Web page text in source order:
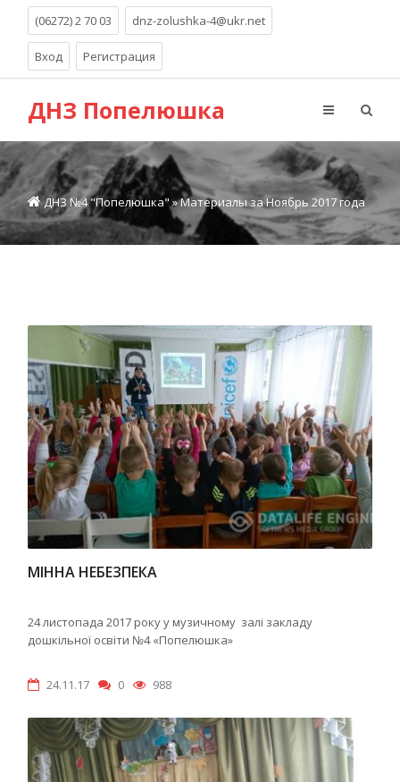
(06272) 2 70 03 dnz-zolushka-4@ukr.net
Вход Регистрация
ДНЗ Попелюшка
ДНЗ №4 "Попелюшка"» Материалы за Ноябрь 2017 года
МІННА НЕБЕЗПЕКА
24 листопада 2017 року у музичному залі закладу
дошкільної освіти №4 «Попелюшка»
24.11.17 0 988